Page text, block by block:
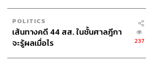
POLITICS
เส้นทางคดี 44 สส. ในชั้นศาลฎีกา
จะรู้ผลเมื่อไร
237